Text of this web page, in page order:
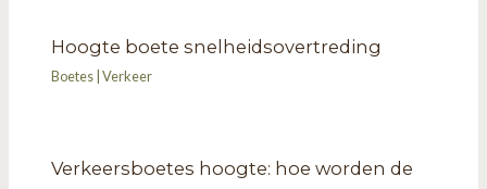
Hoogte boete snelheidsovertreding
Boetes |Verkeer
Verkeersboetes hoogte: hoe worden de